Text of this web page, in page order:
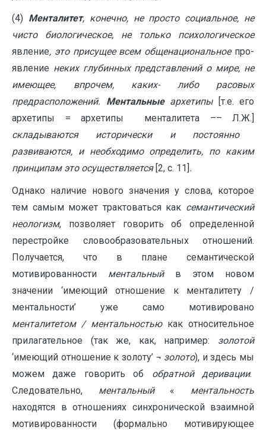
(4) Менталитет, конечно, не просто социальное, не
чисто биологическое, не только психологическое
явление, это присущее всем общенациональное про­
явление неких глубинных представлений о мире, не
имеющее, впрочем, каких- либо расовых
предрасположений. Ментальныеархетипы [т.е. его
архетипы = архетипы менталитета –– Л.Ж.]
складываются истори­чески и постоянно
развиваются, и необходимо определить, по каким
принципам это осуществляется[2, с. 11].
Однако наличие нового значения у слова, которое
тем самым может трактоваться как семантический
неологизм, позволяет говорить об определенной
перестройке словообразовательных отношений.
Получается, что в плане семантической
мотивированности ментальныйв этом новом
значении ‘имеющий отношение к менталитету /
ментальности’ уже само мотивировано
менталитетом / ментальностьюкак относительное
прилагательное (так же, как, например: золотой
‘имеющий отношение к золоту’ ¬ золото), и здесь мы
можем даже говорить об обратной деривации.
Следовательно, ментальный« ментальность
находятся в отношениях синхронической взаимной
мотивированности (формально мотивирующее